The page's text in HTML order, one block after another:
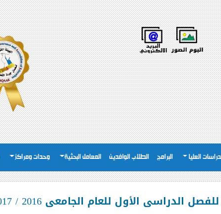
العليا البرامج الطلاب الوافدين المعامل البحثية وحدات ومراكز
الدراسى الأول للعام الجامعى 2016 / 2017